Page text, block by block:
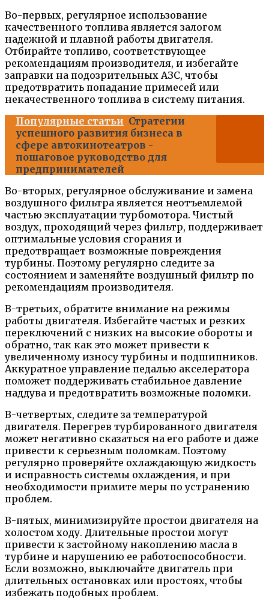
Во-первых, регулярное использование
качественного топлива является залогом
надежной и плавной работы двигателя.
Отбирайте топливо, соответствующее
рекомендациям производителя, и избегайте
заправки на подозрительных АЗС, чтобы
предотвратить попадание примесей или
некачественного топлива в систему питания.
Популярные статьи Стратегии
успешного развития бизнеса в
сфере автокинотеатров -
пошаговое руководство для
предпринимателей
Во-вторых, регулярное обслуживание и замена
воздушного фильтра является неотъемлемой
частью эксплуатации турбомотора. Чистый
воздух, проходящий через фильтр, поддерживает
оптимальные условия сгорания и
предотвращает возможные повреждения
турбины. Поэтому регулярно следите за
состоянием и заменяйте воздушный фильтр по
рекомендациям производителя.
В-третьих, обратите внимание на режимы
работы двигателя. Избегайте частых и резких
переключений с низких на высокие обороты и
обратно, так как это может привести к
увеличенному износу турбины и подшипников.
Аккуратное управление педалью акселератора
поможет поддерживать стабильное давление
наддува и предотвратить возможные поломки.
В-четвертых, следите за температурой
двигателя. Перегрев турбированного двигателя
может негативно сказаться на его работе и даже
привести к серьезным поломкам. Поэтому
регулярно проверяйте охлаждающую жидкость
и исправность системы охлаждения, и при
необходимости примите меры по устранению
проблем.
В-пятых, минимизируйте простои двигателя на
холостом ходу. Длительные простои могут
привести к застойному накоплению масла в
турбине и нарушению ее работоспособности.
Если возможно, выключайте двигатель при
длительных остановках или простоях, чтобы
избежать подобных проблем.